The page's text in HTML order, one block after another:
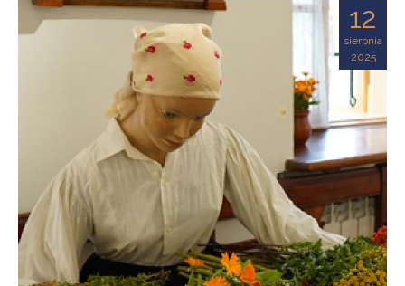
12
sierpnia
2025